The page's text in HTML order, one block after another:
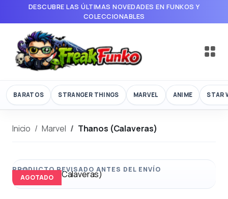
DESCUBRE LAS ÚLTIMAS NOVEDADES EN FUNKOS Y
COLECCIONABLES
BARATOS STRANGER THINGS MARVEL ANIME STAR
Inicio Marvel Thanos (Calaveras)
AGOTADO